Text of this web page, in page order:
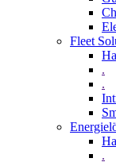
Fleet
.
.
.